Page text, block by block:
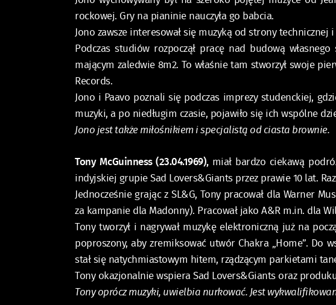
rockowej. Gry na pianinie nauczyła go babcia.
Jono zawsze interesował się muzyką od strony technicznej
Podczas studiów rozpoczął pracę nad budową
mającym zaledwie 8m2. To właśnie tam stworzył swoje
Records.
Jono i Paavo poznali się podczas imprezy studenckiej,
muzyki, a po niedługim czasie, pojawiło się ich wspólne
Jono jest także miłośnikiem i specjalistą od ciasta brownie.
Tony McGuinness (23.04.1969), miał bardzo ciekawą
indyjskiej grupie Sad Lovers&Giants przez prawie 10 lat.
Jednocześnie grając z SL&G, Tony pracował dla Warner
za kampanie dla Madonny). Pracował jako A&R m.in. dla
Tony tworzył i nagrywał muzykę elektroniczną już na
poproszony, aby zremiksować utwór Chakra „Home”. Do
stał się natychmiastowym hitem, rządzącym parkietami
Tony okazjonalnie wspiera Sad Lovers&Giants oraz
Tony oprócz muzyki, uwielbia nurkować. Jest